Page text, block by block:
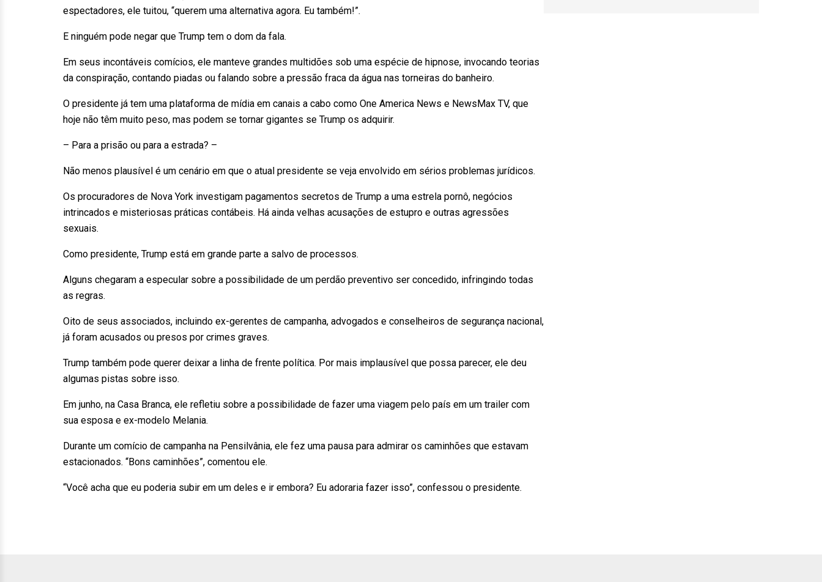
espectadores, ele tuitou, “querem uma alternativa agora. Eu também!”.
E ninguém pode negar que Trump tem o dom da fala.
Em seus incontáveis comícios, ele manteve grandes multidões sob uma espécie de hipnose, invocando teorias
da conspiração, contando piadas ou falando sobre a pressão fraca da água nas torneiras do banheiro.
O presidente já tem uma plataforma de mídia em canais a cabo como One America News e NewsMax TV, que
hoje não têm muito peso, mas podem se tornar gigantes se Trump os adquirir.
– Para a prisão ou para a estrada? –
Não menos plausível é um cenário em que o atual presidente se veja envolvido em sérios problemas jurídicos.
Os procuradores de Nova York investigam pagamentos secretos de Trump a uma estrela pornô, negócios
intrincados e misteriosas práticas contábeis. Há ainda velhas acusações de estupro e outras agressões
sexuais.
Como presidente, Trump está em grande parte a salvo de processos.
Alguns chegaram a especular sobre a possibilidade de um perdão preventivo ser concedido, infringindo todas
as regras.
Oito de seus associados, incluindo ex-gerentes de campanha, advogados e conselheiros de segurança nacional,
já foram acusados ou presos por crimes graves.
Trump também pode querer deixar a linha de frente política. Por mais implausível que possa parecer, ele deu
algumas pistas sobre isso.
Em junho, na Casa Branca, ele refletiu sobre a possibilidade de fazer uma viagem pelo país em um trailer com
sua esposa e ex-modelo Melania.
Durante um comício de campanha na Pensilvânia, ele fez uma pausa para admirar os caminhões que estavam
estacionados. “Bons caminhões”, comentou ele.
“Você acha que eu poderia subir em um deles e ir embora? Eu adoraria fazer isso”, confessou o presidente.